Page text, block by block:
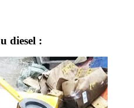
diesel :